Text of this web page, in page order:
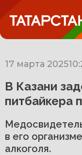
17 марта 2025
В Казани
питбайкера
в его
алкоголя.